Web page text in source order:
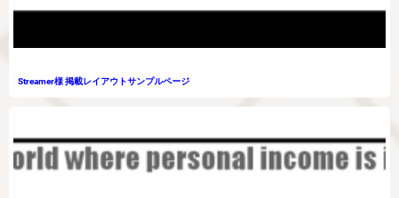
Streamer様 掲載レイアウトサンプルページ